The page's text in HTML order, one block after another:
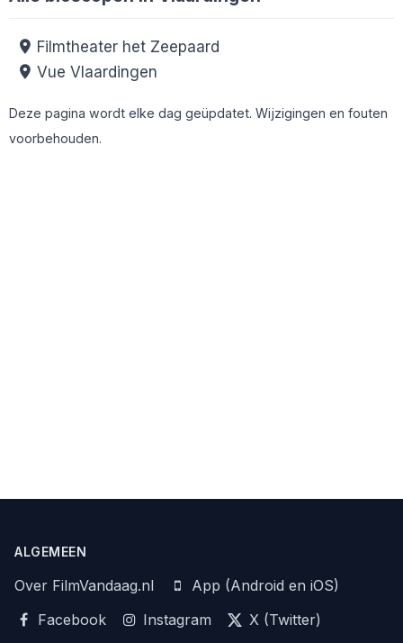
Filmtheater het Zeepaard
Vue Vlaardingen
Deze pagina wordt elke dag geüpdatet. Wijzigingen en fouten
voorbehouden.
ALGEMEEN
Over FilmVandaag.nl
App (Android en iOS)
Facebook
Instagram
X (Twitter)